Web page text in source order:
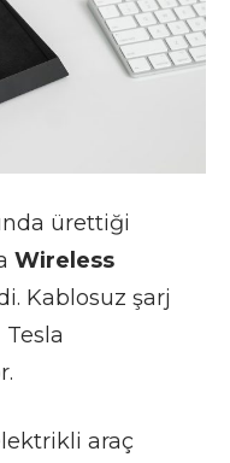
ürettiği
Wireless
Kablosuz şarj
araç